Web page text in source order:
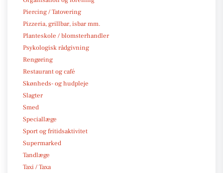
Piercing / Tatovering
Pizzeria, grillbar, isbar mm.
Planteskole / blomsterhandler
Psykologisk rådgivning
Rengøring
Restaurant og café
Skønheds- og hudpleje
Slagter
Smed
Speciallæge
Sport og fritidsaktivitet
Supermarked
Tandlæge
Taxi / Taxa